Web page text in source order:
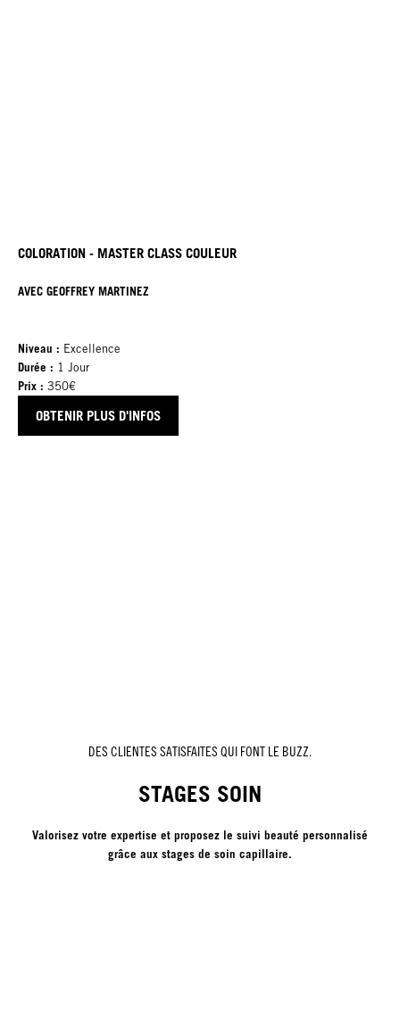
COLORATION - MASTER CLASS COULEUR
AVEC GEOFFREY MARTINEZ
Niveau : Excellence
Durée : 1 Jour
Prix : 350€
OBTENIR PLUS D'INFOS
DES CLIENTES SATISFAITES QUI FONT LE BUZZ.
STAGES SOIN
Valorisez votre expertise et proposez le suivi beauté personnalisé
grâce aux stages de soin capillaire.